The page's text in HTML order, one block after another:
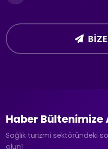
Haber Bültenimize
Sağlık turizmi sektöründeki
olun!